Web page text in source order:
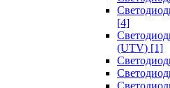
[4]
(UTV) [1]